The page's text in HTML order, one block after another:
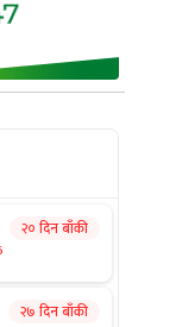
२० दिन बाँकी
२७ दिन बाँकी